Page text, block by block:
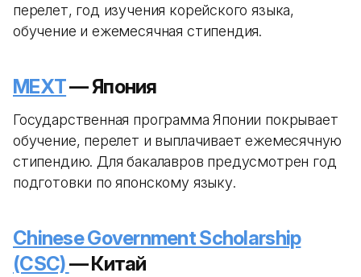
перелет, год изучения корейского языка,
обучение и ежемесячная стипендия.
MEXT— Япония
Государственная программа Японии покрывает
обучение, перелет и выплачивает ежемесячную
стипендию. Для бакалавров предусмотрен год
подготовки по японскому языку.
Chinese Government Scholarship
(CSC)— Китай